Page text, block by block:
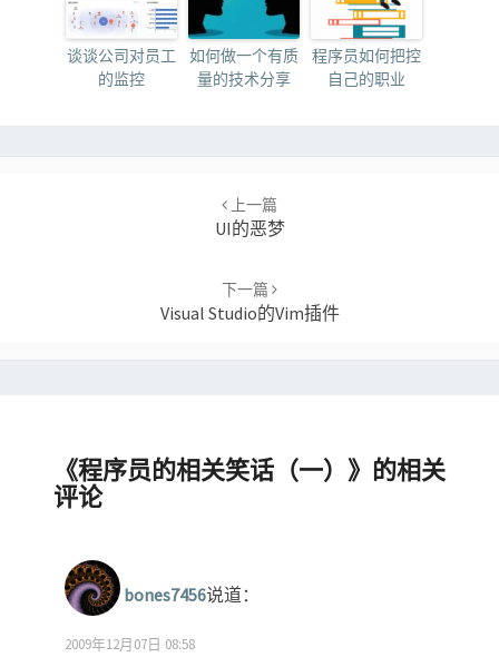
谈谈公司对员工
的监控
如何做一个有质
量的技术分享
程序员如何把控
自己的职业
上一篇
UI的恶梦
下一篇
Visual Studio的Vim插件
《程序员的相关笑话（一） 》的相关
评论
bones7456说道：
2009年12月07日 08:58